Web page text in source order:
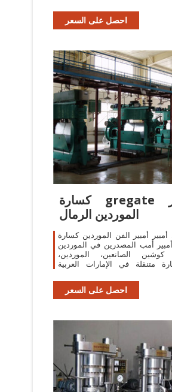
احصل على السعر
كسارة gregate أمبير أمبير
الموردين الرمال
أمبير الفن الموردين كسارة
أمب المصدرين في الموردين
كوشين الصانعين، الموردين،
متنقلة في الإمارات العربية
احصل على السعر